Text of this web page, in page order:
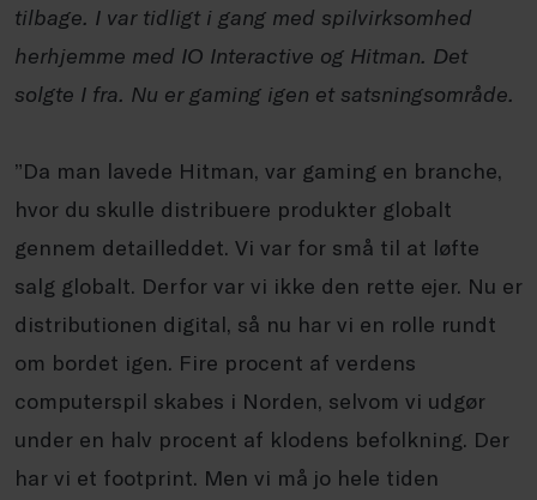
tilbage. I var tidligt i gang med spilvirksomhed
herhjemme med IO Interactive og Hitman. Det
solgte I fra. Nu er gaming igen et satsningsområde.
”Da man lavede Hitman, var gaming en branche,
hvor du skulle distribuere produkter globalt
gennem detailleddet. Vi var for små til at løfte
salg globalt. Derfor var vi ikke den rette ejer. Nu er
distributionen digital, så nu har vi en rolle rundt
om bordet igen. Fire procent af verdens
computerspil skabes i Norden, selvom vi udgør
under en halv procent af klodens befolkning. Der
har vi et footprint. Men vi må jo hele tiden